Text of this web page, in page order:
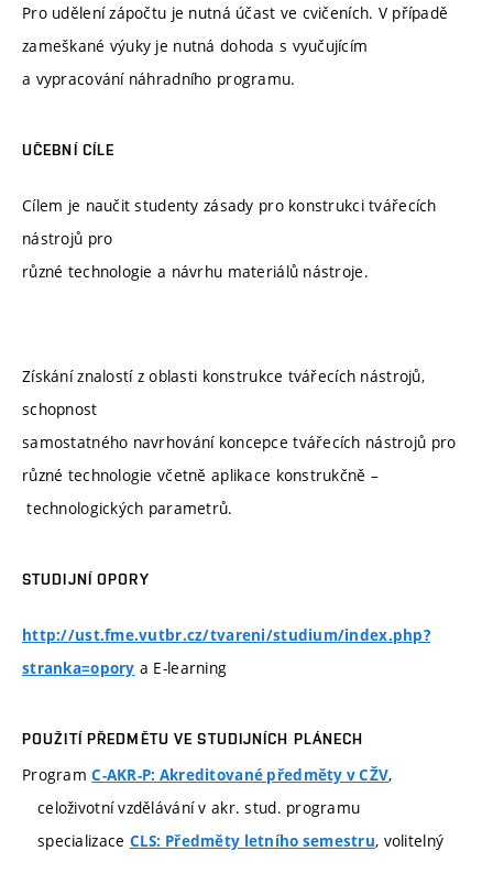
Pro udělení zápočtu je nutná účast ve cvičeních. V případě
zameškané výuky je nutná dohoda s vyučujícím
a vypracování náhradního programu.
UČEBNÍ CÍLE
Cílem je naučit studenty zásady pro konstrukci tvářecích
nástrojů pro
různé technologie a návrhu materiálů nástroje.
Získání znalostí z oblasti konstrukce tvářecích nástrojů,
schopnost
samostatného navrhování koncepce tvářecích nástrojů pro
různé technologie včetně aplikace konstrukčně –
technologických parametrů.
STUDIJNÍ OPORY
http://ust.fme.vutbr.cz/tvareni/studium/index.php?
stranka=opory a E-learning
POUŽITÍ PŘEDMĚTU VE STUDIJNÍCH PLÁNECH
ProgramC-AKR-P: Akreditované předměty v CŽV,
celoživotní vzdělávání v akr. stud. programu
specializace CLS: Předměty letního semestru, volitelný